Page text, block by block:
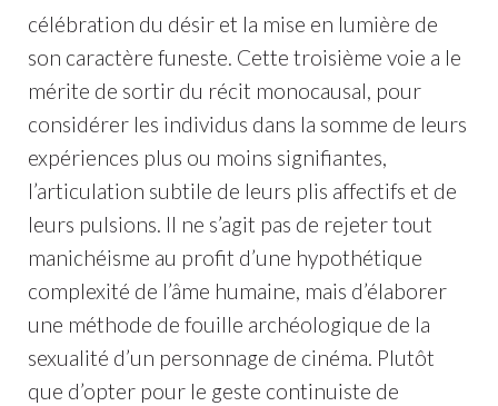
célébration du désir et la mise en lumière de
son caractère funeste. Cette troisième voie a le
mérite de sortir du récit monocausal, pour
considérer les individus dans la somme de leurs
expériences plus ou moins signifiantes,
l’articulation subtile de leurs plis affectifs et de
leurs pulsions. Il ne s’agit pas de rejeter tout
manichéisme au profit d’une hypothétique
complexité de l’âme humaine, mais d’élaborer
une méthode de fouille archéologique de la
sexualité d’un personnage de cinéma. Plutôt
que d’opter pour le geste continuiste de